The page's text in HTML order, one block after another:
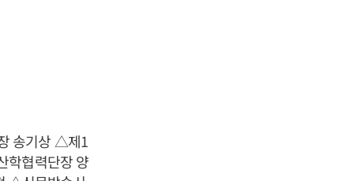
송기상 △제1
협력단장 양